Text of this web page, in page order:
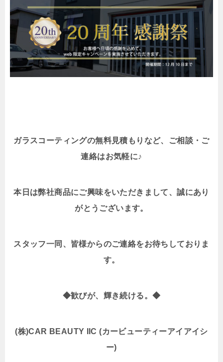
ガラスコーティングの無料見積もりなど、ご相談・ご
連絡はお気軽に♪
本日は弊社商品にご興味をいただきまして、誠にあり
がとうございます。
スタッフ一同、皆様からのご連絡をお待ちしておりま
す。
◆歓びが、輝き続ける。◆
(株)CAR BEAUTY IIC (カービューティーアイアイシ
ー)